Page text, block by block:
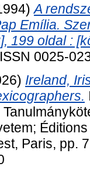
A
Emília.
199 oldal :
0025-
Ireland,
Paris, pp.